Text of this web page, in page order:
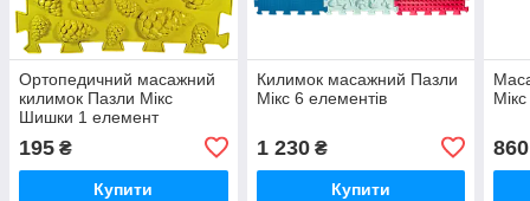
Ортопедичний масажний
килимок Пазли Мікс
Шишки 1 елемент
195 ₴
Купити
Килимок масажний Пазли
Мікс 6 елементів
1 230₴
Купити
860